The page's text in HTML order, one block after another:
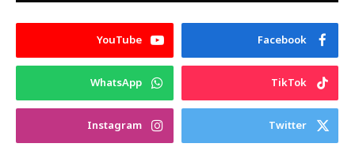
Facebook
YouTube
TikTok
WhatsApp
Twitter
Instagram